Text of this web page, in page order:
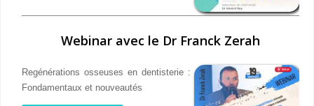
Webinar avec le Dr Franck Zerah
Regénérations osseuses en dentisterie :
Fondamentaux et nouveautés